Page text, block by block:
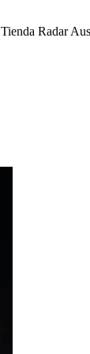
Tienda Radar